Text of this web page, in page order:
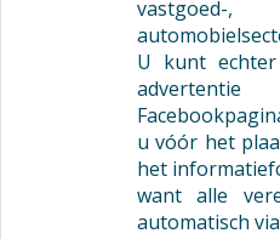
U kunt
u vóór het
het
want alle
automatisch